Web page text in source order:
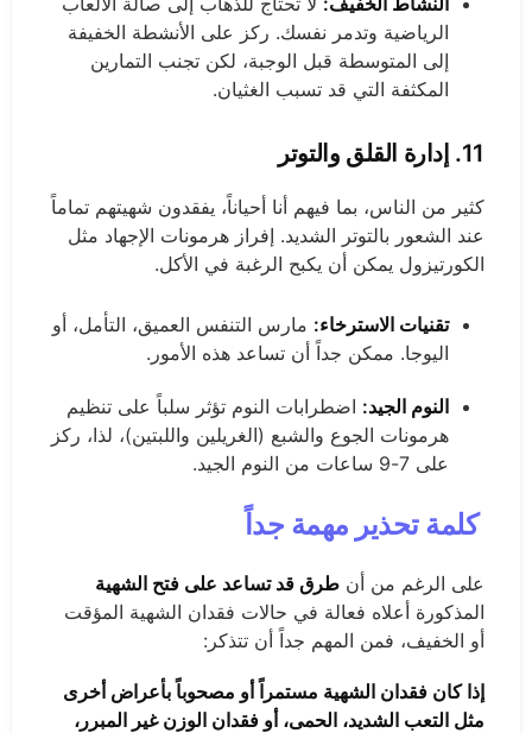
الرياضية وتدمر نفسك. ركز على الأنشطة الخفيفة
إلى المتوسطة قبل الوجبة، لكن تجنب التمارين
المكثفة التي قد تسبب الغثيان.
11. إدارة القلق والتوتر
كثير من الناس، بما فيهم أنا أحياناً، يفقدون شهيتهم تماماً
عند الشعور بالتوتر الشديد. إفراز هرمونات الإجهاد مثل
الكورتيزول يمكن أن يكبح الرغبة في الأكل.
تقنيات الاسترخاء: مارس التنفس العميق، التأمل، أو
اليوجا. ممكن جداً أن تساعد هذه الأمور.
النوم الجيد: اضطرابات النوم تؤثر سلباً على تنظيم
هرمونات الجوع والشبع (الغريلين واللبتين)، لذا، ركز
على 7-9 ساعات من النوم الجيد.
كلمة تحذير مهمة جداً
على الرغم من أن طرق قد تساعد على فتح الشهية
المذكورة أعلاه فعالة في حالات فقدان الشهية المؤقت
أو الخفيف، فمن المهم جداً أن تتذكر:
إذا كان فقدان الشهية مستمراً أو مصحوباً بأعراض أخرى
مثل التعب الشديد، الحمى، أو فقدان الوزن غير المبرر،